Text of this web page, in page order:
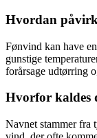
Hvordan
Fønvind kan have
gunstige
forårsage udtørring
Hvorfor kaldes
Navnet stammer fra